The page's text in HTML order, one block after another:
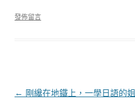
發佈留言
文章導覽
← 剛纔在地鐵上，一學日語的姐